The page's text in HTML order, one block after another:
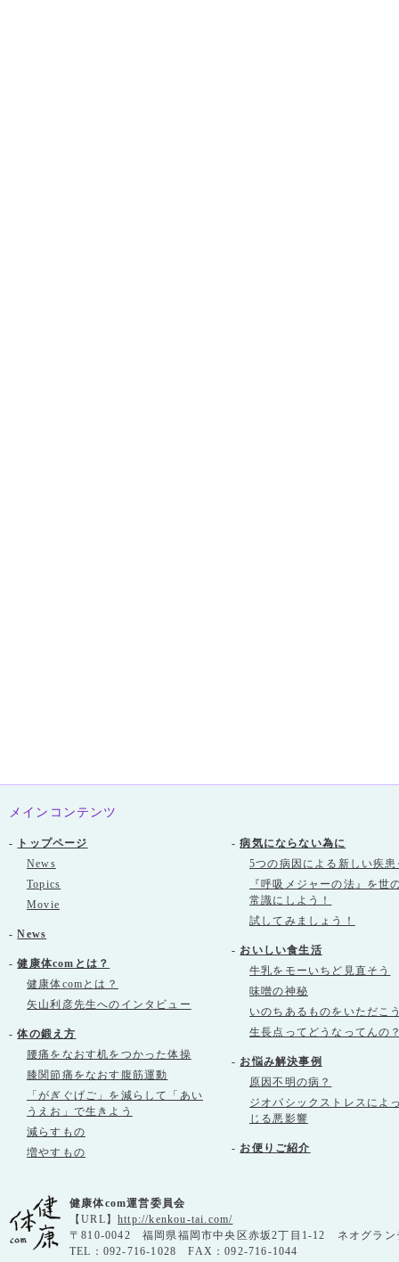
メインコンテンツ
-
トップページ
News
Topics
Movie
-News
-健康体comとは？
健康体comとは？
矢山利彦先生へのインタビュー
-体の鍛え方
腰痛をなおす机をつかった体操
膝関節痛をなおす腹筋運動
「がぎぐげご」を減らして「あい
うえお」で生きよう
減らすもの
増やすもの
-病気にならない為に
5つの病因による新しい疾
『呼吸メジャーの法』を世
常識にしよう！
試してみましょう！
- おいしい食生活
牛乳をモーいちど見直そう
味噌の神秘
いのちあるものをいただこ
生長点ってどうなってんの
- お悩み解決事例
原因不明の病？
ジオパシックストレスによ
じる悪影響
- お便りご紹介
健康体com運営委員会
【URL】 http://kenkou-tai.com/
〒810-0042 福岡県福岡市中央区赤坂2丁目1-12 ネオグラン
TEL：092-716-1028 FAX：092-716-1044